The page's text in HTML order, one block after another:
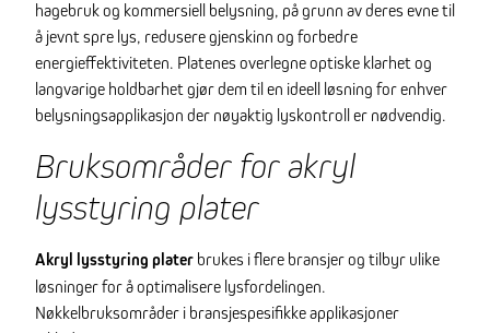
hagebruk og kommersiell belysning, på grunn av deres evne til
å jevnt spre lys, redusere gjenskinn og forbedre
energieffektiviteten. Platenes overlegne optiske klarhet og
langvarige holdbarhet gjør dem til en ideell løsning for enhver
belysningsapplikasjon der nøyaktig lyskontroll er nødvendig.
Bruksområder for akryl
lysstyring plater
Akryl lysstyring plater brukes i flere bransjer og tilbyr ulike
løsninger for å optimalisere lysfordelingen.
Nøkkelbruksområder i bransjespesifikke applikasjoner